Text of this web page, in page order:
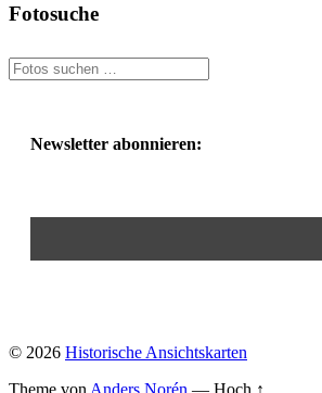
Fotosuche
Newsletter abonnieren:
© 2026 Historische Ansichtskarten